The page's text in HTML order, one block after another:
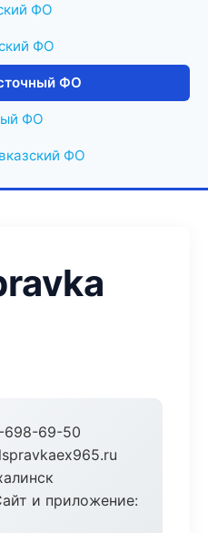
ФО
ФО
ФО
ФО
ФО
698-69-50
и приложение: